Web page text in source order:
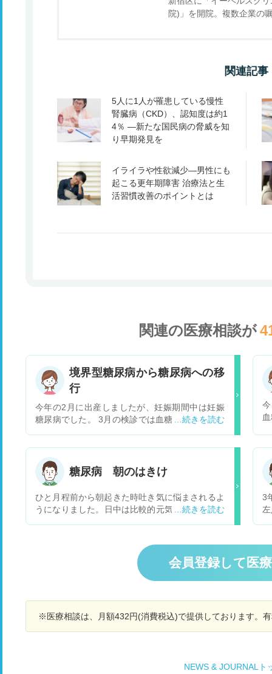
院)」を開院。複数企業の
関連記事
5人に1人が罹患している慢性
腎臓病（CKD）、認知度は約1
4％ ―新たな国民病の脅威を知
り早期発見を
イライラや性欲減少―男性にも
起こる更年期障害 治療法と生
活習慣改善のポイントとは
関連の医療相談が
境界型糖尿病から糖尿病への移
行
今年の2月に出産しましたが、妊娠期間中は妊娠
糖尿病でした。 3月の検診では血糖値の問題もな
尿病と言われました。 空腹時血糖値が89で、二
時間後が173程でした。 先生には、体重の減量で
変わってくると思うと言われ、言われた目標体重
まで落とし、現在も維持しています。 そして先月
に随時血糖値を測りに行くと、102でヘモグロビ
ンA1cは5.1で正常範囲でした。 （普段は空腹時8
荷試験をするつもりで病院へ行ったのですが空き
がないと言われたので空腹のまま11時ごろに採血
しましたが、117もあり、立派な境界型糖尿病で
結果が出ないと言われたのですが、たしかに先月
の随時血糖値の102の時から調子に乗ってしまい
時117ということはもう糖尿病に移行してる可能
糖尿病 朝のはきけ
ひと月程前から朝起きた時吐き気に悩まされるよ
うになりました。日中は比較的元気なのですが寝
すが、血糖値を下げるように言われるのみなので
取り急ぎ朝のはきけについて助言をお願いしま
3
会員登録して医
※医療相談は、月額432円(消費税込)で提供しております。
NEWS & JOURNALト